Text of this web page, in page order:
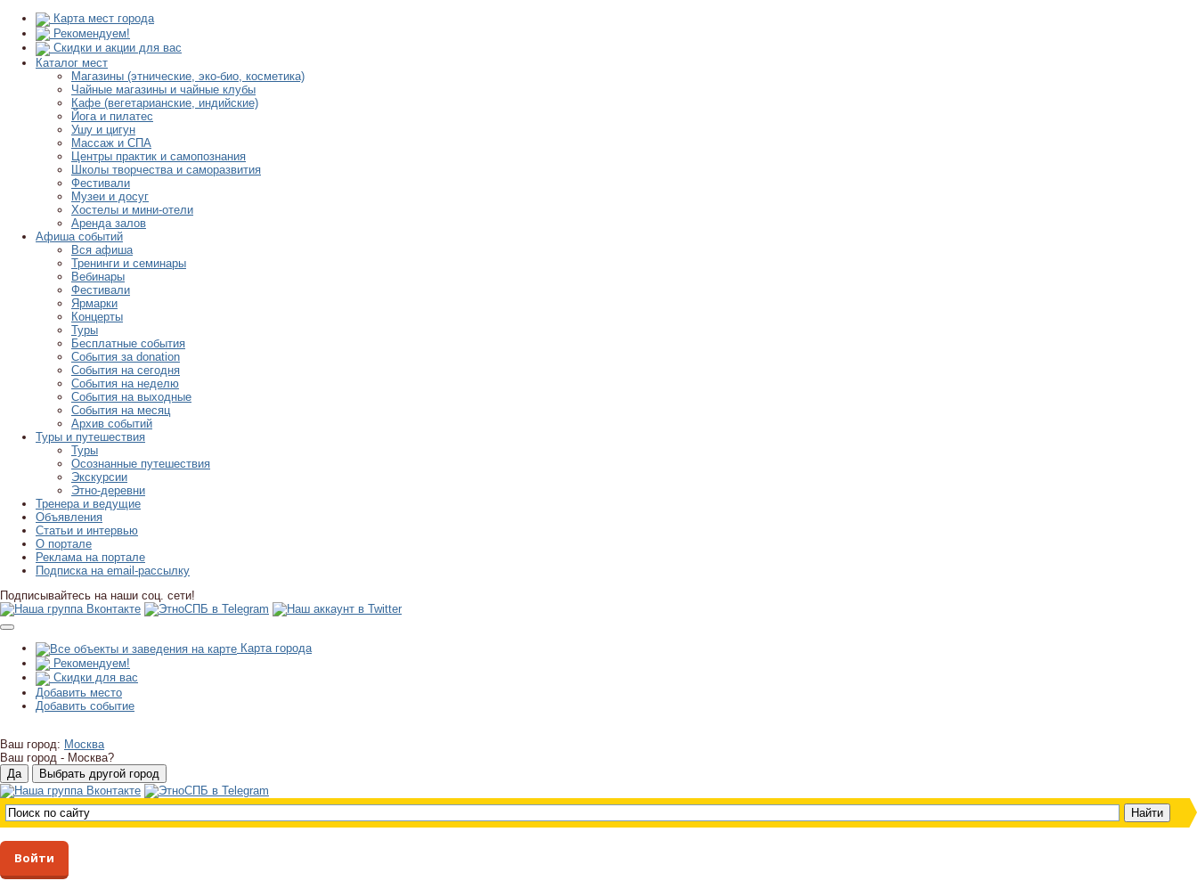
Карта мест города
Рекомендуем!
Скидки и акции для вас
Каталог мест
Магазины (этнические, эко-био, косметика)
Чайные магазины и чайные клубы
Кафе (вегетарианские, индийские)
Йога и пилатес
Ушу и цигун
Массаж и СПА
Центры практик и самопознания
Школы творчества и саморазвития
Фестивали
Музеи и досуг
Хостелы и мини-отели
Аренда залов
Афиша событий
Вся афиша
Тренинги и семинары
Вебинары
Фестивали
Ярмарки
Концерты
Туры
Бесплатные события
События за donation
События на сегодня
События на неделю
События на выходные
События на месяц
Архив событий
Туры и путешествия
Туры
Осознанные путешествия
Экскурсии
Этно-деревни
Тренера и ведущие
Объявления
Статьи и интервью
О портале
Реклама на портале
Подписка на email-рассылку
Подписывайтесь на наши соц. сети!
Карта города
Рекомендуем!
Скидки для вас
Добавить место
Добавить событие
Ваш город: Москва
Ваш город - Москва?
Войти